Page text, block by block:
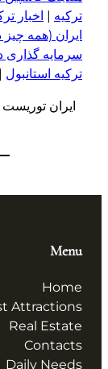
ترکیه | اخبار
ایران (همه چیز
سرمایه گذاری
ترکیه استانبول |
ایران توریست Iran Tourist
Menu
Home
Attractions
Real Estate
Contacts
Daily Needs